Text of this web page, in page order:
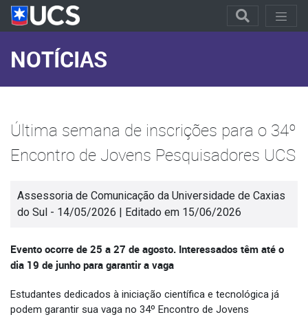
NOTÍCIAS
Última semana de inscrições para o 34º
Encontro de Jovens Pesquisadores UCS
Assessoria de Comunicação da Universidade de Caxias
do Sul - 14/05/2026 | Editado em 15/06/2026
Evento ocorre de 25 a 27 de agosto. Interessados têm até o
dia 19 de junho para garantir a vaga
Estudantes dedicados à iniciação científica e tecnológica já
podem garantir sua vaga no 34º Encontro de Jovens